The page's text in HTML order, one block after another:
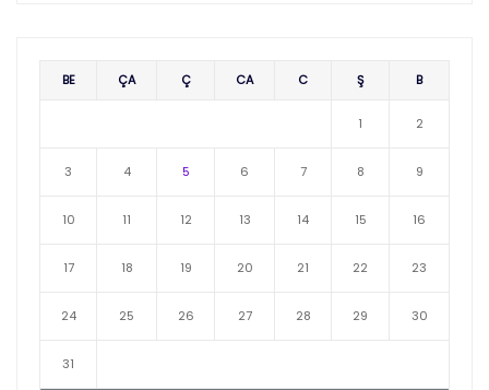
BE ÇA Ç CA C Ş B
1 2
3 4 5 6 7 8 9
10 11 12 13 14 15 16
17 18 19 20 21 22 23
24 25 26 27 28 29 30
31